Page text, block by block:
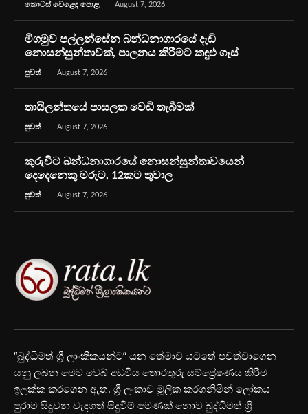
කොටස් වෙළෙඳ පොළ August 7, 2026
මීගමුව පල්ලන්සේන බන්ධනාගාරයේ දැඩි
නොසන්සුන්තාවක්, පාලනය කිරීමට කඳුළු ගෑස්
පුවත් August 7, 2026
තායිලන්තයේ පාසලක වෙඩි තැබීමක්
පුවත් August 7, 2026
කුරුවිට බන්ධනාගාරයේ නොසන්සුන්තාවයෙන්
දෙදෙනෙකු මරුට, 12කට තුවාල
පුවත් August 7, 2026
“බුද්ධිමත් ශ්‍රී ලාංකිකයන්ට” යන තේමාව යටතේ පවත්වාගෙන
යනු ලබන මෙම වෙබ් අඩවිය තොරතුරු සම්ප්‍රේෂණය කිරීම
ඉලක්ක කරගෙන ඇත. ශ්‍රී ලංකාව මූලික කරගනිමින් ලෝකය
පුරාම සිදුවන වැදගත් සිදුවීම් පමණක් නොව බුද්ධිමත් ශ්‍රී